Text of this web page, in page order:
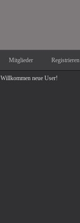
Mitglieder Registrieren
Willkommen neue User!